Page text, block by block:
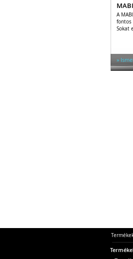
A
fontos
Sokat
»